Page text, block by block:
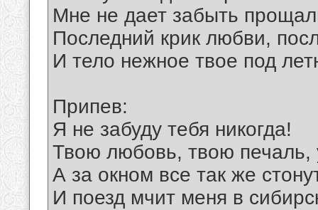
Мне не дает забыть
Последний крик любви,
И тело нежное твое под
Припев:
Я не забуду тебя никогда!
Твою любовь, твою печаль,
А за окном все так же
И поезд мчит меня в